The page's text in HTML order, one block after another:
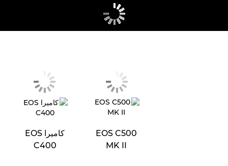
EOS C500
MK II
كاميرا EOS
C400